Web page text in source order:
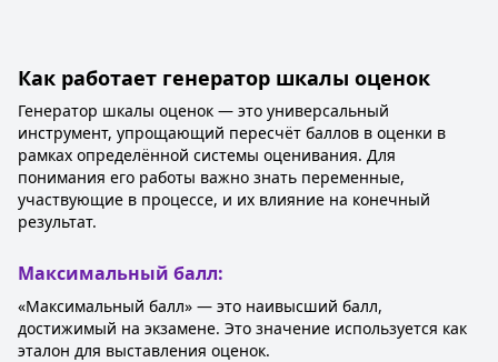
Как работает генератор шкалы оценок
Генератор шкалы оценок — это универсальный
инструмент, упрощающий пересчёт баллов в оценки в
рамках определённой системы оценивания. Для
понимания его работы важно знать переменные,
участвующие в процессе, и их влияние на конечный
результат.
Максимальный балл:
«Максимальный балл» — это наивысший балл,
достижимый на экзамене. Это значение используется как
эталон для выставления оценок.